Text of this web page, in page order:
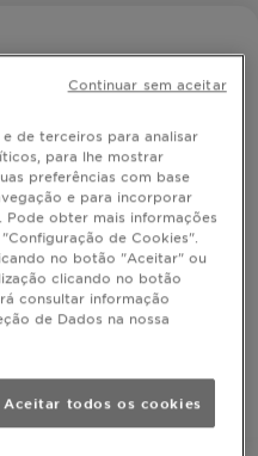
Toner Louro
o seu aliado perfeito
em cabelos com
10 minutos. A sua
instantaneamente os
graças aos seus
cabelo loiro radiante e
da fórmula com
sem amoníaco e
natural, que melhora a
de terceiros para analisar
para lhe mostrar
preferências com base
e para incorporar
Pode obter mais informações
de Cookies".
no botão "Aceitar" ou
clicando no botão
consultar informação
de Dados na nossa
Aceitar todos os cookies
Continuar sem aceitar